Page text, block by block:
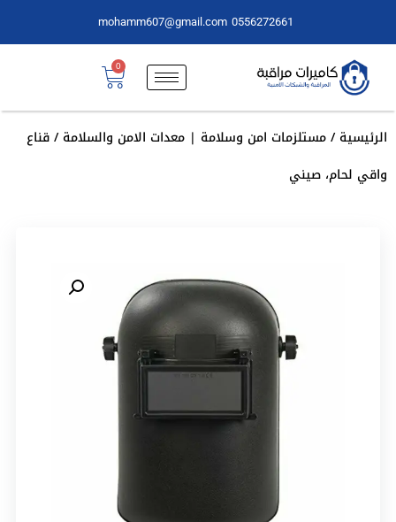
0556272661
mohamm607@gmail.com
0
الرئيسية/مستلزمات امن وسلامة | معدات الامن والسلامة/ قناع
واقي لحام، صيني